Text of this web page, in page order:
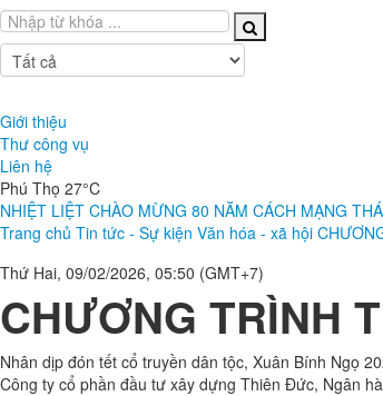
Tất cả
Tin tức
Tài liệu
Phát thanh
Giới thiệu
Liên hệ
Phú Thọ 27°C
NHIỆT LIỆT CHÀO MỪNG 80 NĂM CÁCH MẠNG
Thứ Hai, 09/02/2026, 05:50 (GMT+7)